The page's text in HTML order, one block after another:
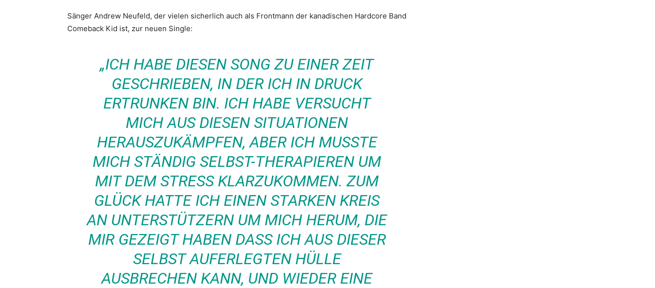
Sänger Andrew Neufeld, der vielen sicherlich auch als Frontmann der kanadischen Hardcore Band
Comeback Kid ist, zur neuen Single:
„ICH HABE DIESEN SONG ZU EINER ZEIT
GESCHRIEBEN, IN DER ICH IN DRUCK
ERTRUNKEN BIN. ICH HABE VERSUCHT
MICH AUS DIESEN SITUATIONEN
HERAUSZUKÄMPFEN, ABER ICH MUSSTE
MICH STÄNDIG SELBST-THERAPIEREN UM
MIT DEM STRESS KLARZUKOMMEN. ZUM
GLÜCK HATTE ICH EINEN STARKEN KREIS
AN UNTERSTÜTZERN UM MICH HERUM, DIE
MIR GEZEIGT HABEN DASS ICH AUS DIESER
SELBST AUFERLEGTEN HÜLLE
AUSBRECHEN KANN, UND WIEDER EINE